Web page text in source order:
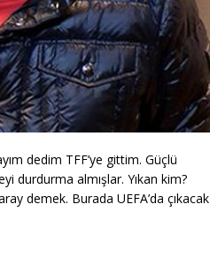
dedim TFF’ye gittim. Güçlü
durdurma almışlar. Yıkan kim?
demek. Burada UEFA’da çıkacak